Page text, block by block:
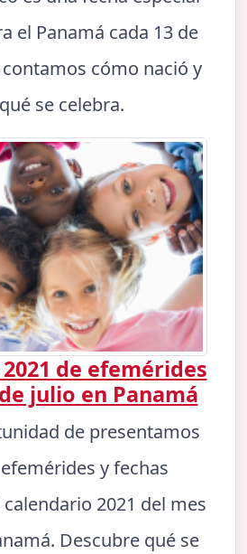
el Panamá cada 13 de
cómo nació y
se celebra.
de efemérides
julio en Panamá
de presentamos
y fechas
2021 del mes
Descubre qué se